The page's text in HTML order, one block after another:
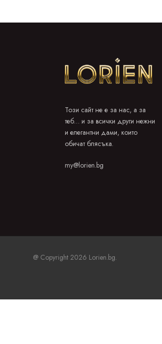
Този сайт не е за нас, а за
теб… и за всички други нежни
и елегантни дами, които
обичат блясъка.
my@lorien.bg
@ Copyright 2026 Lorien.bg.